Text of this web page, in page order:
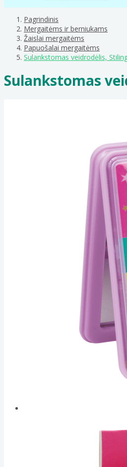
Pagrindinis
Mergaitėms ir berniukams
Žaislai mergaitėms
Papuošalai mergaitėms
Sulankstomas veidrodėlis,
Sulankstomas